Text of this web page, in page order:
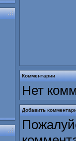
Комментарии
Нет
Добавить